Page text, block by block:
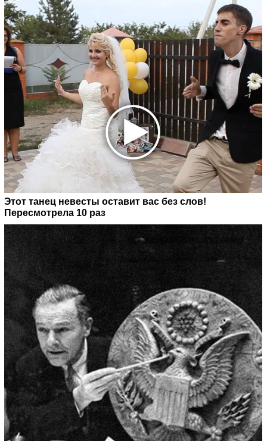
Этот танец невесты оставит вас без слов!
Пересмотрела 10 раз